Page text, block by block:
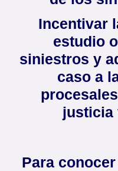
Incentivar
estudio
siniestros y
caso a
justicia
Para